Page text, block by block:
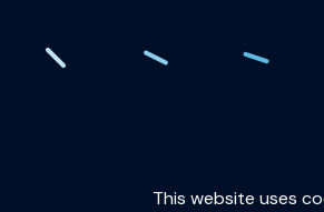
This website uses